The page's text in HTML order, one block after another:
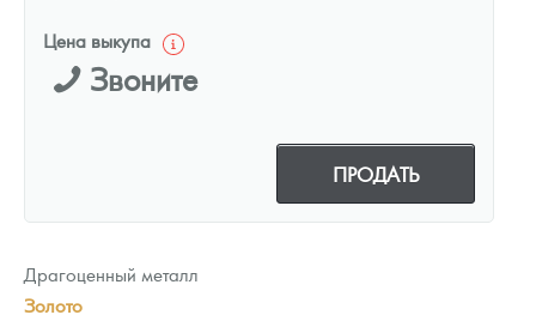
Цена выкупа
Звоните
ПРОДАТЬ
Драгоценный металл
Золото